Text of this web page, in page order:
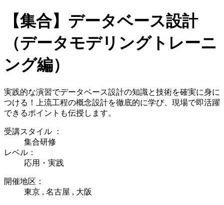
【集合】データベース設計
（データモデリングトレーニ
ング編）
実践的な演習でデータベース設計の知識と技術を確実に身に
つける！上流工程の概念設計を徹底的に学び、現場で即活躍
できるポイントも伝授します。
受講スタイル ：
集合研修
レベル：
応用・実践
開催地区：
東京 , 名古屋 , 大阪